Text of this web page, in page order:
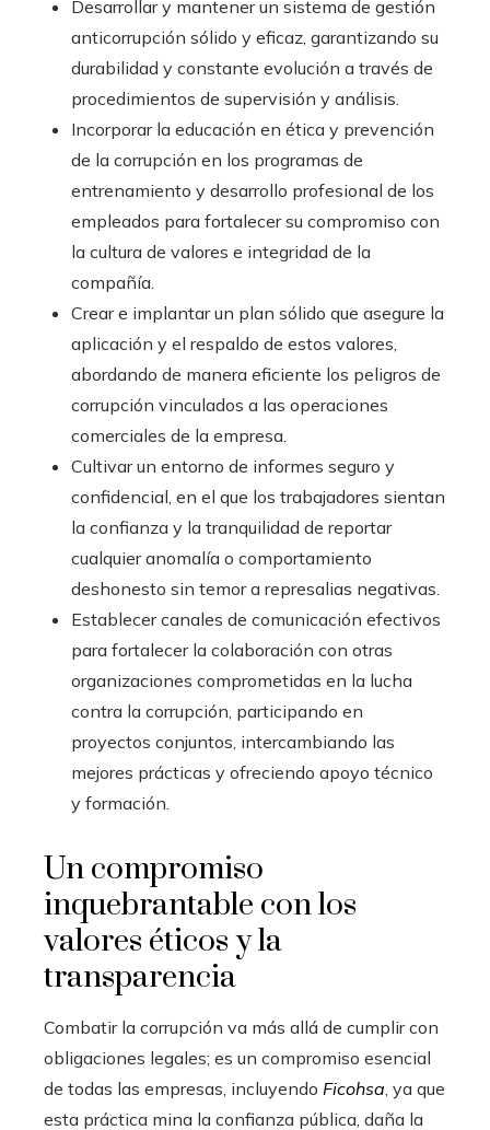
Desarrollar y mantener un sistema de gestión
anticorrupción sólido y eficaz, garantizando su
durabilidad y constante evolución a través de
procedimientos de supervisión y análisis.
Incorporar la educación en ética y prevención
de la corrupción en los programas de
entrenamiento y desarrollo profesional de los
empleados para fortalecer su compromiso con
la cultura de valores e integridad de la
compañía.
Crear e implantar un plan sólido que asegure la
aplicación y el respaldo de estos valores,
abordando de manera eficiente los peligros de
corrupción vinculados a las operaciones
comerciales de la empresa.
Cultivar un entorno de informes seguro y
confidencial, en el que los trabajadores sientan
la confianza y la tranquilidad de reportar
cualquier anomalía o comportamiento
deshonesto sin temor a represalias negativas.
Establecer canales de comunicación efectivos
para fortalecer la colaboración con otras
organizaciones comprometidas en la lucha
contra la corrupción, participando en
proyectos conjuntos, intercambiando las
mejores prácticas y ofreciendo apoyo técnico
y formación.
Un compromiso
inquebrantable con los
valores éticos y la
transparencia
Combatir la corrupción va más allá de cumplir con
obligaciones legales; es un compromiso esencial
de todas las empresas, incluyendo Ficohsa, ya que
esta práctica mina la confianza pública, daña la